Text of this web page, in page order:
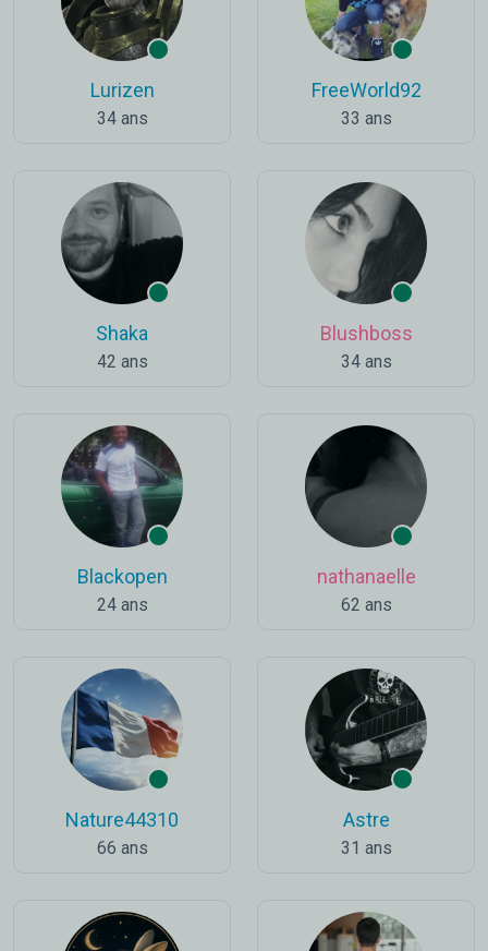
Lurizen
34 ans
FreeWorld92
33 ans
Shaka
42 ans
Blushboss
34 ans
Blackopen
24 ans
nathanaelle
62 ans
Nature44310
66 ans
Astre
31 ans